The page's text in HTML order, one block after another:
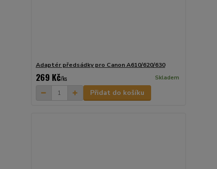
Adaptér předsádky pro Canon A610/620/630
269 Kč/ks Skladem
Přidat do košíku